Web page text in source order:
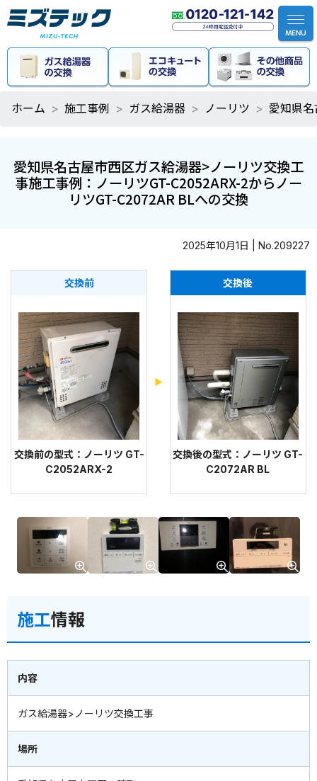
ホーム 施工事例 ガス給湯器 ノーリツ 愛知県
愛知県名古屋市西区ガス給湯器>ノーリツ交換工
事施工事例：ノーリツGT-C2052ARX-2からノー
リツGT-C2072AR BLへの交換
2025年10月1日 | No.209227
交換前
交換前の型式：ノーリツ GT-
C2052ARX-2
交換後
交換後の型式：ノーリツ GT-
C2072AR BL
施工情報
内容
ガス給湯器>ノーリツ交換工事
場所